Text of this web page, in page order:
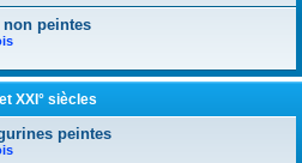
non peintes
XXI° siècles
peintes